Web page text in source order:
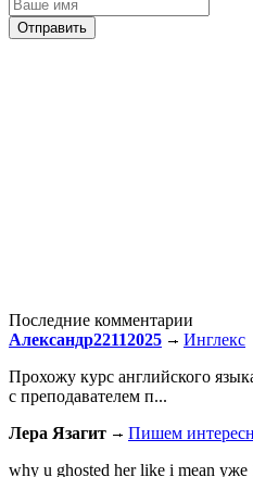
Последние комментарии
Александр22112025
Инглекс
Прохожу курс английского
с преподавателем п...
Лера Язагит
Пишем
why u ghosted her like i mean